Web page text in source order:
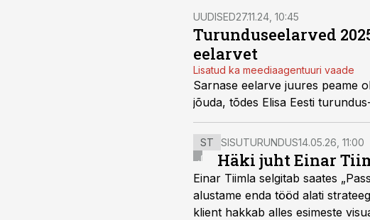
UUDISED27.11.24, 10:45
Turunduseelarved
eelarvet
Lisatud ka meediaagentuuri vaade
Sarnase eelarve juures peame
jõuda, tõdes Elisa Eesti
ST SISUTURUNDUS14.05.26, 11:00
Häki juht Einar
Einar Tiimla selgitab saates
alustame enda tööd alati
klient hakkab alles esimeste